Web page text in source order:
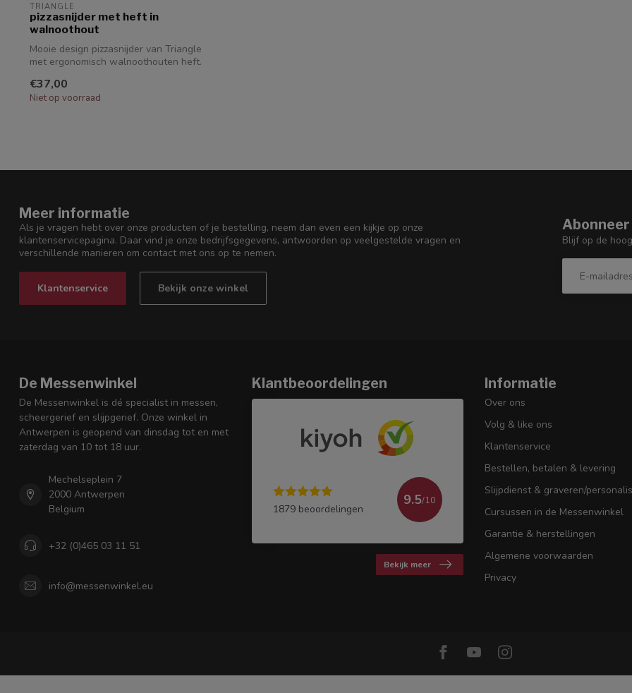
TRIANGLE
pizzasnijder met heft in
walnoothout
Mooie design pizzasnijder van Triangle
met ergonomisch walnoothouten heft.
€37,00
Niet op voorraad
Meer informatie
Als je vragen hebt over onze producten of je bestelling, neem dan even een kijkje op onze
klantenservicepagina. Daar vind je onze bedrijfsgegevens, antwoorden op veelgestelde vragen en
verschillende manieren om contact met ons op te nemen.
Klantenservice Bekijk onze winkel
Blijf op de
De Messenwinkel
De Messenwinkel is dé specialist in messen,
scheergerief en slijpgerief. Onze winkel in
Antwerpen is geopend van dinsdag tot en met
zaterdag van 10 tot 18 uur.
Mechelseplein 7
2000 Antwerpen
Belgium
+32 (0)465 03 11 51
info@messenwinkel.eu
Klantbeoordelingen
1879 beoordelingen
9.5/10
Bekijk meer
Informatie
Over ons
Volg & like ons
Klantenservice
Bestellen, betalen & levering
Slijpdienst & graveren/
Cursussen in de Messenwinkel
Garantie & herstellingen
Algemene voorwaarden
Privacy